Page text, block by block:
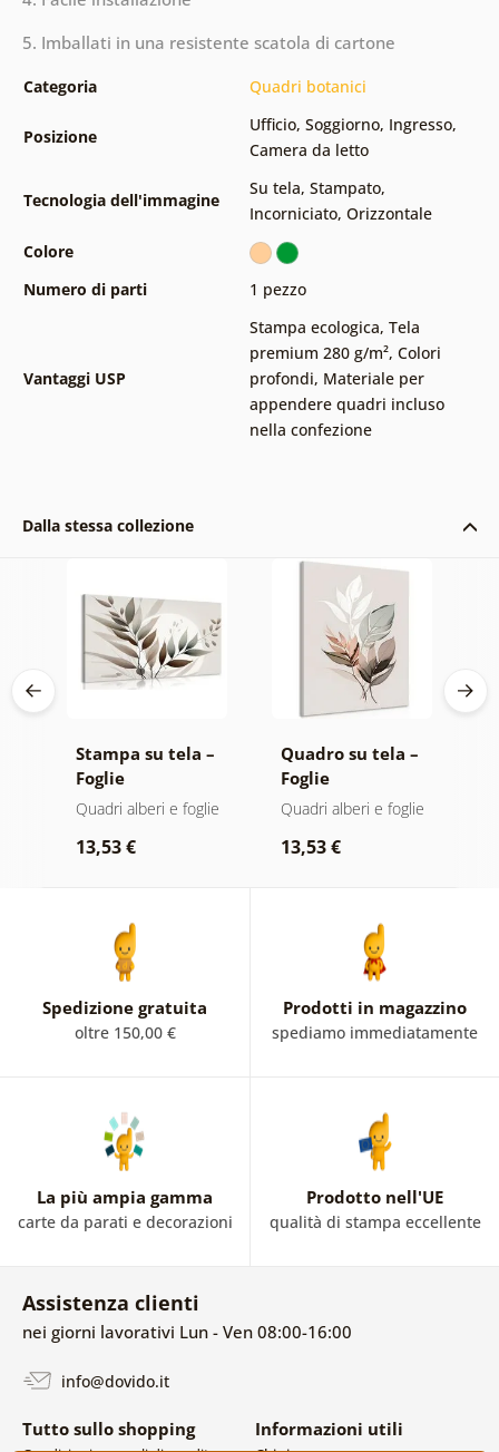
5. Imballati in una resistente scatola di cartone
Categoria Quadri botanici
Posizione
Ufficio, Soggiorno, Ingresso,
Camera da letto
Tecnologia dell'immagine
Su tela, Stampato,
Incorniciato, Orizzontale
Colore
Numero di parti
1 pezzo
Vantaggi USP
Stampa ecologica, Tela
premium 280 g/m², Colori
profondi, Materiale per
appendere quadri incluso
nella confezione
Dalla stessa collezione
Stampa su tela –
Foglie
minimaliste in
Quadri alberi e foglie
13,53 €
Quadro su tela –
Foglie
minimaliste
Quadri alberi e foglie
13,53 €
Spedizione gratuita
oltre 150,00 €
Prodotti in magazzino
spediamo immediatamente
La più ampia gamma
carte da parati e decorazioni
Prodotto nell'UE
qualità di stampa eccellente
Assistenza clienti
nei giorni lavorativi Lun - Ven 08:00-16:00
info@dovido.it
Tutto sullo shopping Informazioni utili